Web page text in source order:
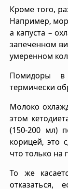
Кроме того,
Например,
а капуста –
запеченном
умеренном
Помидоры
термически
Молоко
этом
(150-200 мл)
корицей, это
что только на
То же
отказаться,